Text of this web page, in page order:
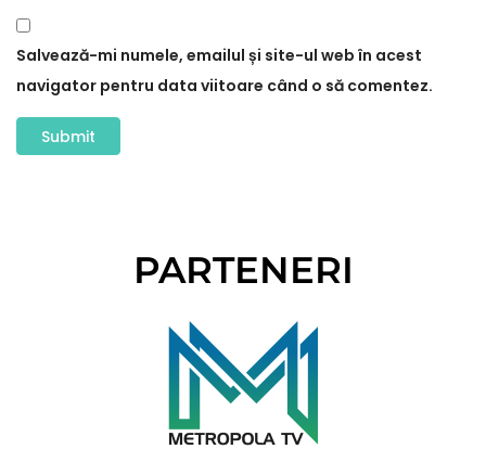
Salvează-mi numele, emailul și site-ul web în acest
navigator pentru data viitoare când o să comentez.
PARTENERI